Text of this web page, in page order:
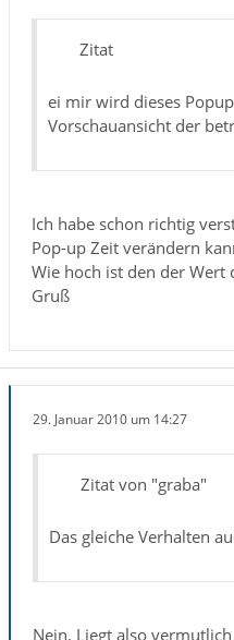
Zitat
ei mir wird dieses
Vorschauansicht der
Ich habe schon richtig
Pop-up Zeit verändern
Wie hoch ist den der Wert
Gruß
29. Januar 2010 um 14:27
Zitat von "graba"
Das gleiche Verhalten
Nein. Liegt also